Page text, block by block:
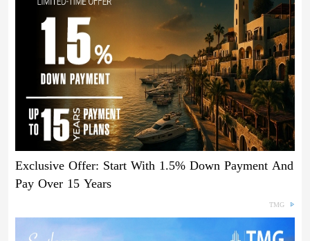
Exclusive Offer: Start With 1.5% Down Payment And
Pay Over 15 Years
TMG